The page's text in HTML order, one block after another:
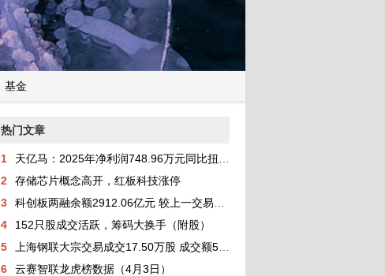
基金
热门文章
1
天亿马：2025年净利润748.96万元同比扭亏 拟10转4派0.5元
2
存储芯片概念高开，红板科技涨停
3
科创板两融余额2912.06亿元 较上一交易日环比减少19.76亿元
4
152只股成交活跃，筹码大换手（附股）
5
上海钢联大宗交易成交17.50万股 成交额514.50万元
6
云赛智联龙虎榜数据（4月3日）